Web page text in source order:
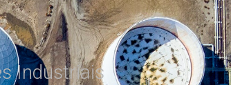
Industriais